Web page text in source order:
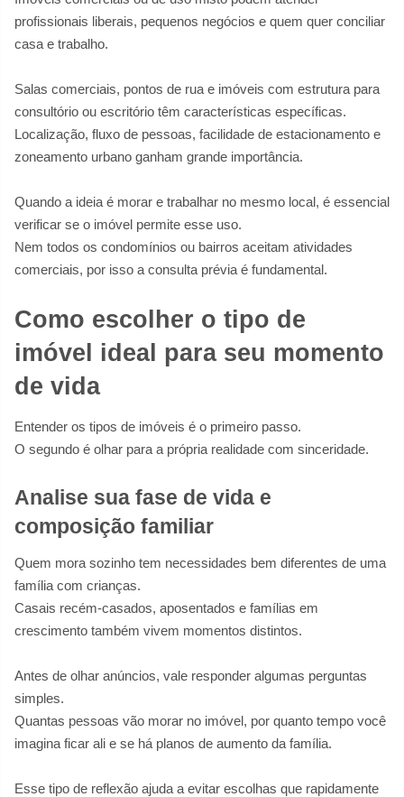
profissionais liberais, pequenos negócios e quem quer conciliar
casa e trabalho.
Salas comerciais, pontos de rua e imóveis com estrutura para
consultório ou escritório têm características específicas.
Localização, fluxo de pessoas, facilidade de estacionamento e
zoneamento urbano ganham grande importância.
Quando a ideia é morar e trabalhar no mesmo local, é essencial
verificar se o imóvel permite esse uso.
Nem todos os condomínios ou bairros aceitam atividades
comerciais, por isso a consulta prévia é fundamental.
Como escolher o tipo de
imóvel ideal para seu momento
de vida
Entender os tipos de imóveis é o primeiro passo.
O segundo é olhar para a própria realidade com sinceridade.
Analise sua fase de vida e
composição familiar
Quem mora sozinho tem necessidades bem diferentes de uma
família com crianças.
Casais recém-casados, aposentados e famílias em
crescimento também vivem momentos distintos.
Antes de olhar anúncios, vale responder algumas perguntas
simples.
Quantas pessoas vão morar no imóvel, por quanto tempo você
imagina ficar ali e se há planos de aumento da família.
Esse tipo de reflexão ajuda a evitar escolhas que rapidamente